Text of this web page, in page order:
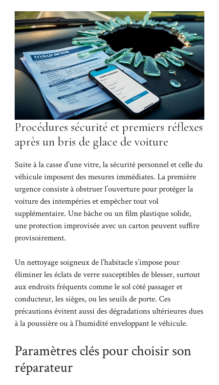
Procédures sécurité et premiers réflexes
après un bris de glace de voiture
Suite à la casse d’une vitre, la sécurité personnel et celle du
véhicule imposent des mesures immédiates. La première
urgence consiste à obstruer l’ouverture pour protéger la
voiture des intempéries et empêcher tout vol
supplémentaire. Une bâche ou un film plastique solide,
une protection improvisée avec un carton peuvent suffire
provisoirement.
Un nettoyage soigneux de l’habitacle s’impose pour
éliminer les éclats de verre susceptibles de blesser, surtout
aux endroits fréquents comme le sol côté passager et
conducteur, les sièges, ou les seuils de porte. Ces
précautions évitent aussi des dégradations ultérieures dues
à la poussière ou à l’humidité enveloppant le véhicule.
Paramètres clés pour choisir son
réparateur